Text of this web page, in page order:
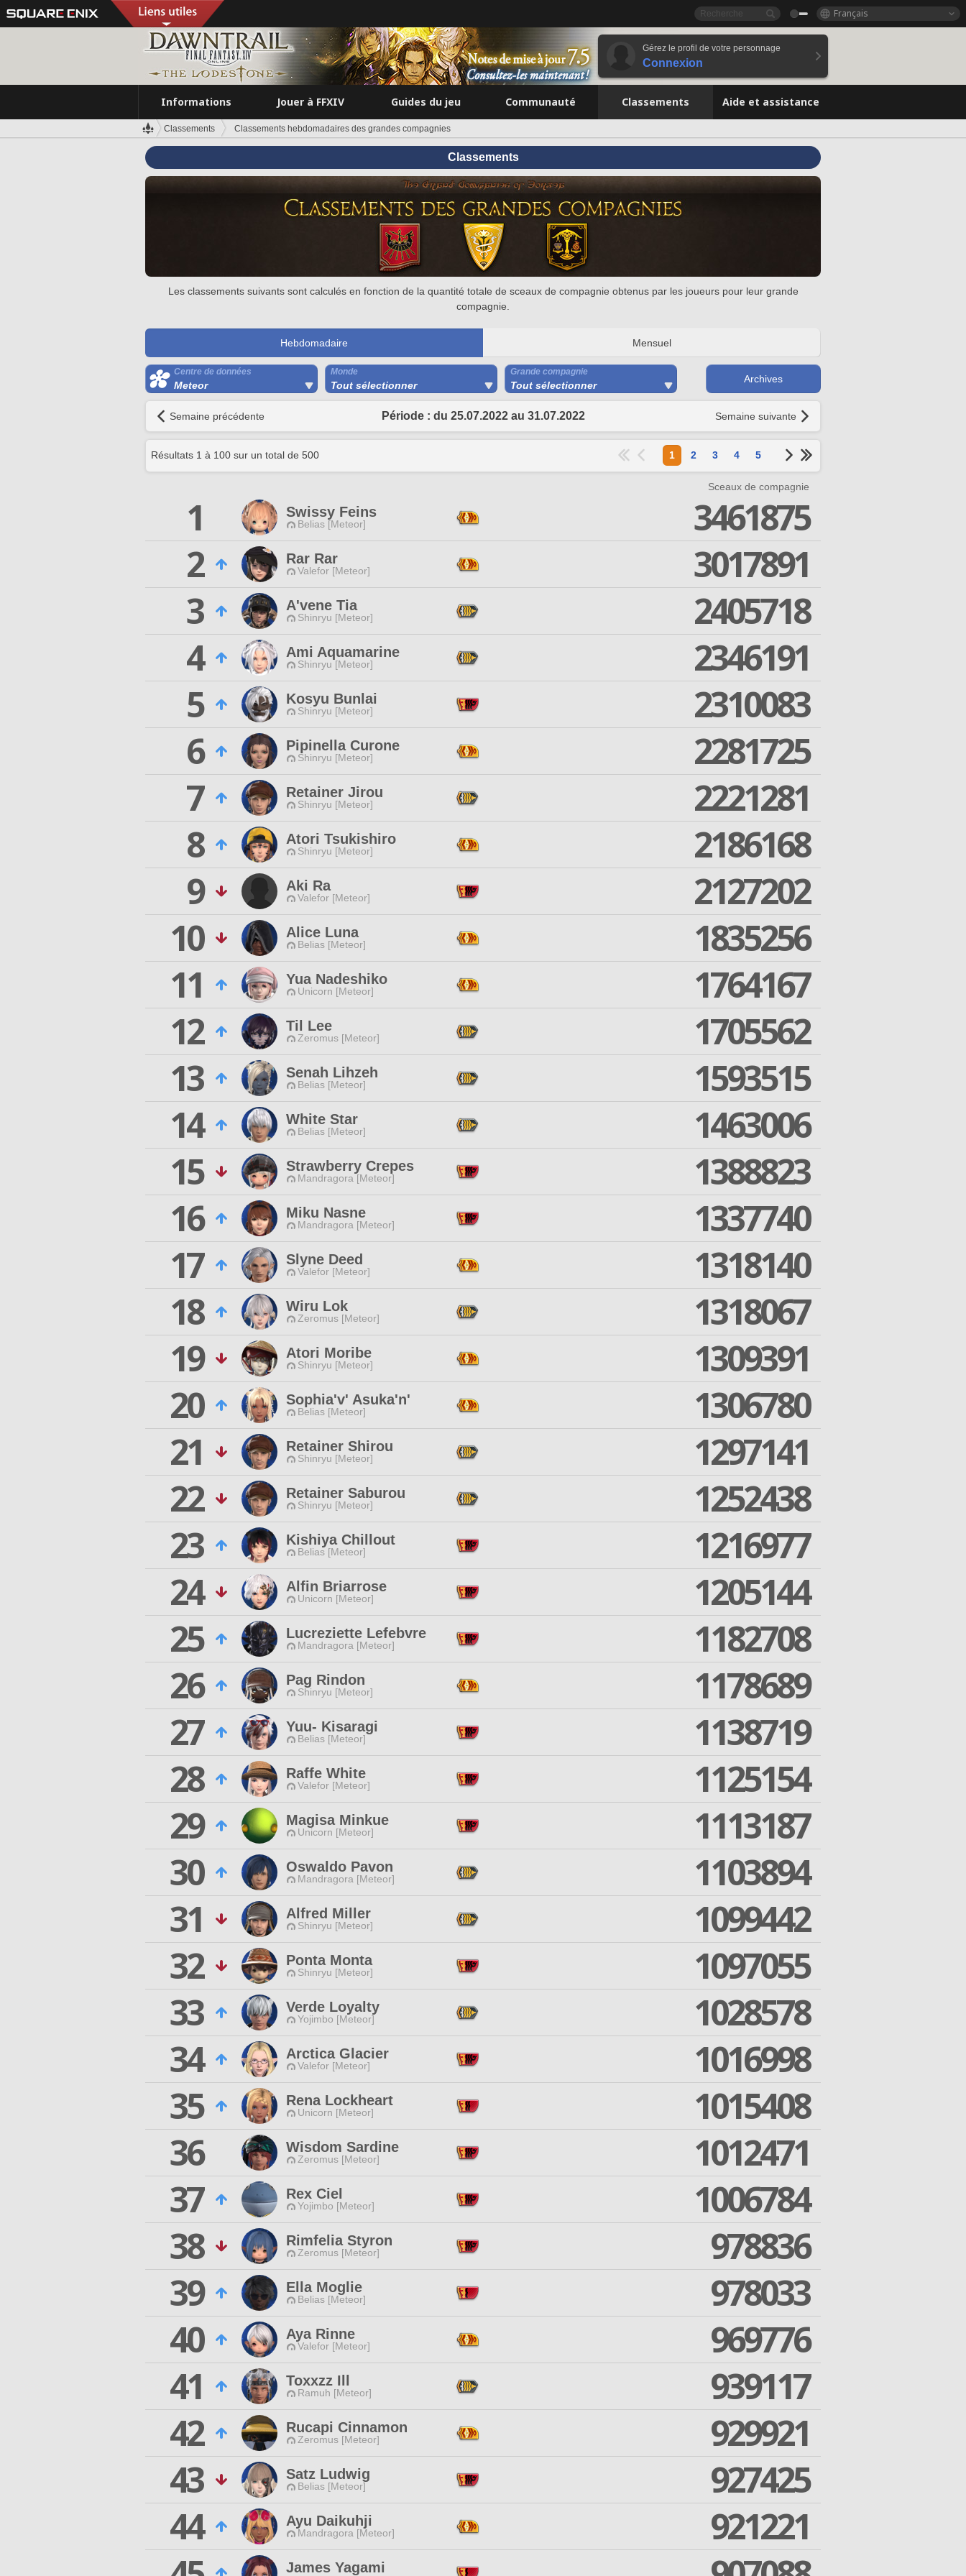
Français
Gérez le profil de votre personnage
Connexion
Informations Jouer à FFXIV Guides du jeu Communauté Classements Aide et assistance
Classements Classements hebdomadaires des grandes compagnies
Classements
Les classements suivants sont calculés en fonction de la quantité totale de sceaux de compagnie obtenus par les joueurs pour leur grande
compagnie.
Hebdomadaire Mensuel
Centre de données
Meteor
Monde
Tout sélectionner
Grande compagnie
Tout sélectionner
Archives
Semaine précédente Période : du 25.07.2022 au 31.07.2022 Semaine suivante
Résultats 1 à 100 sur un total de 500 1 2 3 4 5
Sceaux de compagnie
1 Swissy Feins
Belias [Meteor]
3461875
2
Rar Rar
Valefor [Meteor]
3017891
3
A'vene Tia
Shinryu [Meteor]
2405718
4
Ami Aquamarine
Shinryu [Meteor]
2346191
5
Kosyu Bunlai
Shinryu [Meteor]
2310083
6
Pipinella Curone
Shinryu [Meteor]
2281725
7
Retainer Jirou
Shinryu [Meteor]
2221281
8
Atori Tsukishiro
Shinryu [Meteor]
2186168
9
Aki Ra
Valefor [Meteor]
2127202
10
Alice Luna
Belias [Meteor]
1835256
11
Yua Nadeshiko
Unicorn [Meteor]
1764167
12
Til Lee
Zeromus [Meteor]
1705562
13
Senah Lihzeh
Belias [Meteor]
1593515
14
White Star
Belias [Meteor]
1463006
15
Strawberry Crepes
Mandragora [Meteor]
1388823
16
Miku Nasne
Mandragora [Meteor]
1337740
17
Slyne Deed
Valefor [Meteor]
1318140
18
Wiru Lok
Zeromus [Meteor]
1318067
19
Atori Moribe
Shinryu [Meteor]
1309391
20
Sophia'v' Asuka'n'
Belias [Meteor]
1306780
21
Retainer Shirou
Shinryu [Meteor]
1297141
22
Retainer Saburou
Shinryu [Meteor]
1252438
23
Kishiya Chillout
Belias [Meteor]
1216977
24
Alfin Briarrose
Unicorn [Meteor]
1205144
25
Lucreziette Lefebvre
Mandragora [Meteor]
1182708
26
Pag Rindon
Shinryu [Meteor]
1178689
27
Yuu- Kisaragi
Belias [Meteor]
1138719
28
Raffe White
Valefor [Meteor]
1125154
29
Magisa Minkue
Unicorn [Meteor]
1113187
30
Oswaldo Pavon
Mandragora [Meteor]
1103894
31
Alfred Miller
Shinryu [Meteor]
1099442
32
Ponta Monta
Shinryu [Meteor]
1097055
33
Verde Loyalty
Yojimbo [Meteor]
1028578
34
Arctica Glacier
Valefor [Meteor]
1016998
35
Rena Lockheart
Unicorn [Meteor]
1015408
36
Wisdom Sardine
Zeromus [Meteor]
1012471
37
Rex Ciel
Yojimbo [Meteor]
1006784
38
Rimfelia Styron
Zeromus [Meteor]
978836
39
Ella Moglie
Belias [Meteor]
978033
40
Aya Rinne
Valefor [Meteor]
969776
41
Toxxzz Ill
Ramuh [Meteor]
939117
42
Rucapi Cinnamon
Zeromus [Meteor]
929921
43
Satz Ludwig
Belias [Meteor]
927425
44
Ayu Daikuhji
Mandragora [Meteor]
921221
James Yagami